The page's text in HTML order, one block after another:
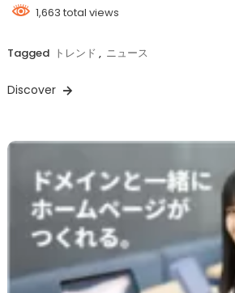
1,663 total views
Tagged トレンド , ニュース
Discover